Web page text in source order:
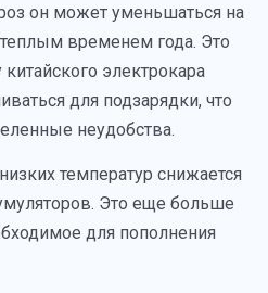
он может уменьшаться на
временем года. Это
электрокара
для подзарядки, что
неудобства.
температур снижается
Это еще больше
для пополнения